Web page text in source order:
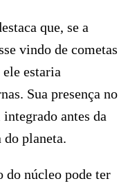
que, se a
vindo de cometas
estaria
Sua presença no
antes da
planeta.
do núcleo pode ter